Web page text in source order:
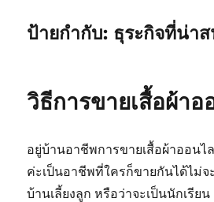
ป้ายกำกับ: ธุระกิจที่น่า
วิธีการขายเสื้อผ้าอ
อยู่บ้านอาชีพการขายเสื้อผ้าออนไ
ค่ะเป็นอาชีพที่ใครก็ขายกันได้ไม่
บ้านเลี้ยงลูก หรือว่าจะเป็นนักเรียน